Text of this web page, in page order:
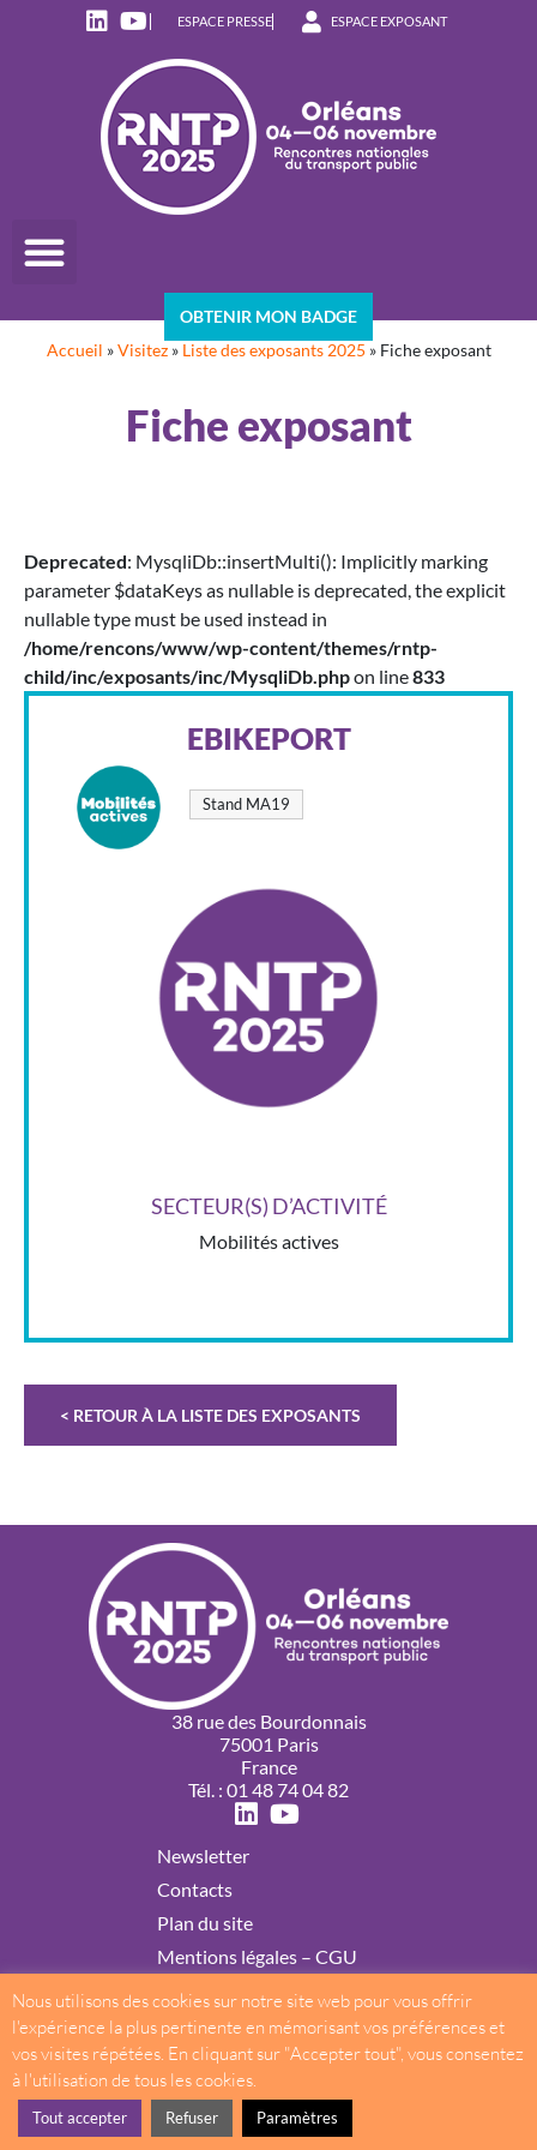
ESPACE PRESSE ESPACE EXPOSANT
OBTENIR MON BADGE
Accueil »Visitez» Liste des exposants 2025 » Fiche exposant
Fiche exposant
Deprecated: MysqliDb::insertMulti(): Implicitly marking
parameter $dataKeys as nullable is deprecated, the explicit
nullable type must be used instead in
/home/rencons/www/wp-content/themes/rntp-
child/inc/exposants/inc/MysqliDb.phpon line833
EBIKEPORT
Stand MA19
SECTEUR(S) D’ACTIVITÉ
Mobilités actives
< RETOUR À LA LISTE DES EXPOSANTS
38 rue des Bourdonnais
75001 Paris
France
Tél. : 01 48 74 04 82
Newsletter
Contacts
Plan du site
Mentions légales – CGU
Politique de confidentialité
Cookies
© 2025 Rencontres nationales du transport public – Tous droits
réservés
Nous utilisons des cookies sur notre site web pour vous offrir
l'expérience la plus pertinente en mémorisant vos préférences et
vos visites répétées. En cliquant sur "Accepter tout", vous consentez
à l'utilisation de tous les cookies.
Tout accepter Refuser Paramètres